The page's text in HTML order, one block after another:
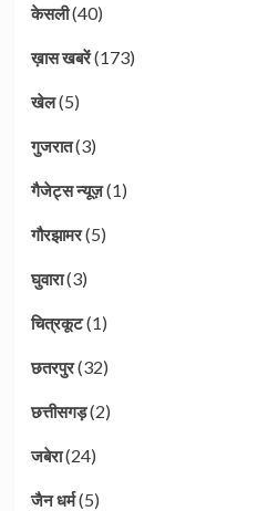
केसली(40)
ख़ास खबरें(173)
खेल(5)
गुजरात(3)
गैजेट्स न्यूज़(1)
गौरझामर(5)
घुवारा(3)
चित्रकूट(1)
छतरपुर(32)
छत्तीसगड़(2)
जबेरा(24)
जैन धर्म(5)